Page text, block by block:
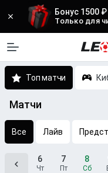
Бонус 1500 ₽
Только для
Топ матчи
Матчи
Все Лайв
6
Чт
7
Пт
8
Сб